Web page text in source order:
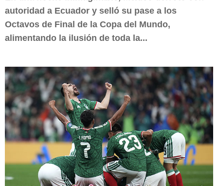
autoridad a Ecuador y selló su pase a los
Octavos de Final de la Copa del Mundo,
alimentando la ilusión de toda la...